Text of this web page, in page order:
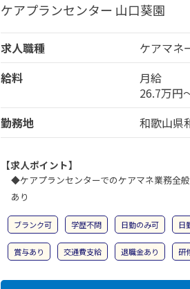
ケアプランセンター 山口葵園
求人職種
ケアマネ
給料
月給
26.7万円
勤務地
和歌山県
【求人ポイント】
◆ケアプランセンターでのケアマネ業
あり
ブランク可 学歴不問 日勤のみ可 日
賞与あり 交通費支給 退職金あり 研